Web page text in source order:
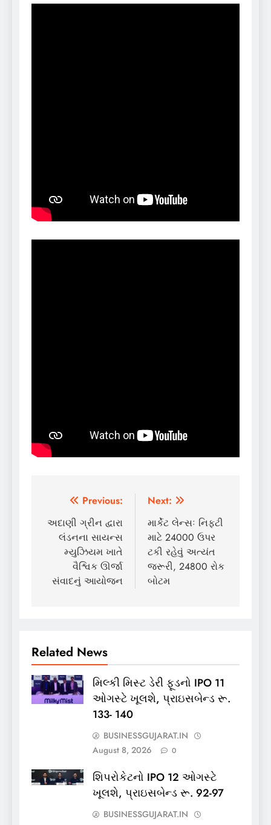
Post
navigation
Previous:
અદાણી ગ્રીન દ્વારા
લંડનના સાયન્સ
મ્યુઝિયમ ખાતે
વૈશ્વિક ઊર્જા
સંવાદનું આયોજન
Next:
માર્કેટ લેન્સઃ નિફ્ટી
માટે 24000 ઉપર
ટકી રહેવું અત્યંત
જરૂરી, 24800 રોક
બોટમ
Related News
મિલ્કી મિસ્ટ ડેરી ફૂડનો IPO 11
ઓગસ્ટે ખૂલશે, પ્રાઇસબેન્ડ રૂ.
133- 140
BUSINESSGUJARAT.IN
August 8, 2026
0
શિપરોકેટનો IPO 12 ઓગસ્ટે
ખૂલશે, પ્રાઇસબેન્ડ રૂ. 92-97
BUSINESSGUJARAT.IN